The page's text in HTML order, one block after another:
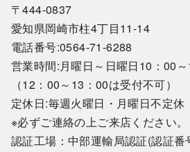
〒444-0837
愛知県岡崎市柱4丁目11-14
電話番号:0564-71-6288
営業時間:月曜日～日曜日10：00
（12：00～13：00は受付不可）
定休日:毎週火曜日・月曜日不定休
※必ずご連絡の上ご来店ください。
認証工場：中部運輸局認証(認証番